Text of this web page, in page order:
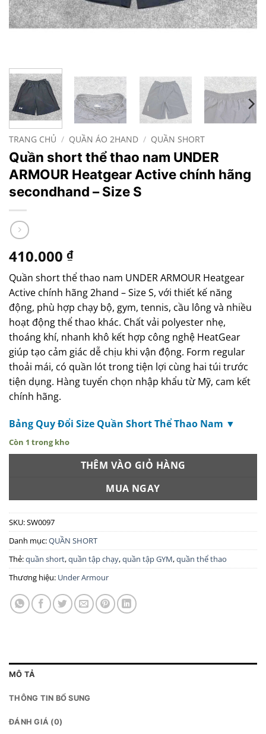
TRANG CHỦ / QUẦN ÁO 2HAND / QUẦN SHORT
Quần short thể thao nam UNDER
ARMOUR Heatgear Active chính hãng
secondhand – Size S
410.000 ₫
Quần short thể thao nam UNDER ARMOUR Heatgear
Active chính hãng 2hand – Size S, với thiết kế năng
động, phù hợp chạy bộ, gym, tennis, cầu lông và nhiều
hoạt động thể thao khác. Chất vải polyester nhẹ,
thoáng khí, nhanh khô kết hợp công nghệ HeatGear
giúp tạo cảm giác dễ chịu khi vận động. Form regular
thoải mái, có quần lót trong tiện lợi cùng hai túi trước
tiện dụng. Hàng tuyển chọn nhập khẩu từ Mỹ, cam kết
chính hãng.
Bảng Quy Đổi Size Quần Short Thể Thao Nam ▼
Còn 1 trong kho
THÊM VÀO GIỎ HÀNG
MUA NGAY
SKU:SW0097
Danh mục:QUẦN SHORT
Thẻ:quần short,quần tập chạy,quần tập GYM,quần thể thao
Thương hiệu: Under Armour
MÔ TẢ
THÔNG TIN BỔ SUNG
ĐÁNH GIÁ (0)